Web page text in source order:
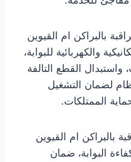
بالبراكن ام القيوين
والكهربائية للبوابة،
القطع التالفة
لضمان التشغيل
الممتلكات.
بالبراكن ام القيوين
البوابة، ضمان